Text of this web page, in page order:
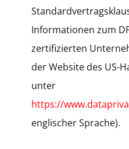
Informationen zum
zertifizierten
der Website des US-
unter
https://
englischer Sprache).